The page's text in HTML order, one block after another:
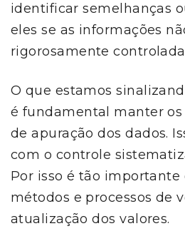
identificar semelhanças
eles se as informações
rigorosamente
O que estamos
é fundamental manter
de apuração dos dados.
com o controle
Por isso é tão importante
métodos e processos de
atualização dos valores.